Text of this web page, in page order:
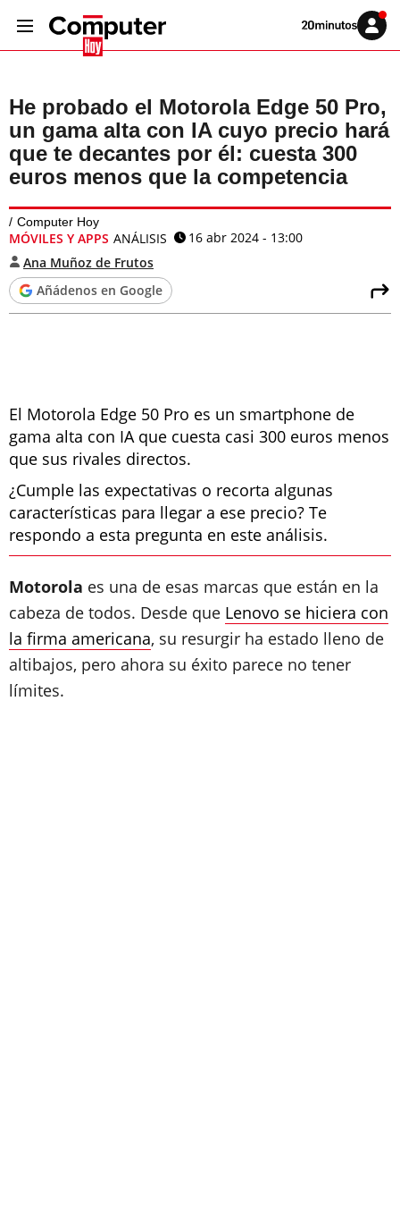
Volver
Iniciar
sesión
He probado el Motorola Edge 50 Pro,
un gama alta con IA cuyo precio hará
que te decantes por él: cuesta 300
euros menos que la competencia
Computer Hoy
MÓVILES Y APPS ANÁLISIS
16 abr 2024 - 13:00
Ana Muñoz de Frutos
Añádenos en Google
El Motorola Edge 50 Pro es un smartphone de
gama alta con IA que cuesta casi 300 euros menos
que sus rivales directos.
¿Cumple las expectativas o recorta algunas
características para llegar a ese precio? Te
respondo a esta pregunta en este análisis.
Motorola es una de esas marcas que están en la
cabeza de todos. Desde que Lenovo se hiciera con
la firma americana, su resurgir ha estado lleno de
altibajos, pero ahora su éxito parece no tener
límites.